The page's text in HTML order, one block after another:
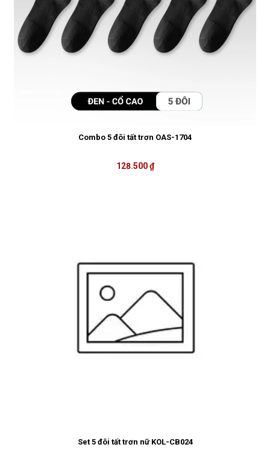
Combo 5 đôi tất trơn OAS-1704
128.500 ₫
Set 5 đôi tất trơn nữ KOL-CB024